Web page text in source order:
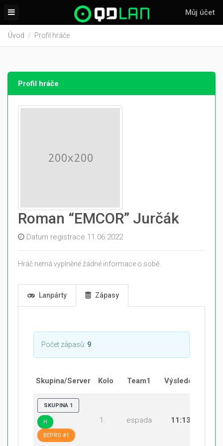
Můj účet
Úvod Profil hráče
Profil hráče
Roman “EMCOR” Jurčák
Datum registrace 11.06.2022
Hráč nemá vyplněné žádné informace o sobě.
Lanpárty Zápasy
Počet zápasů: 9
Skupina/Server Kolo Team1 Výsledek
SKUPINA 1
H
BEPRO #1
1. espada 11:13